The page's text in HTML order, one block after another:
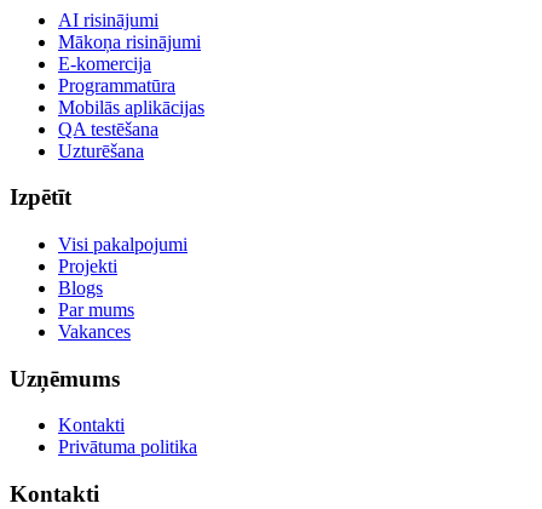
AI risinājumi
Mākoņa risinājumi
E-komercija
Programmatūra
Mobilās aplikācijas
QA testēšana
Uzturēšana
Izpētīt
Visi pakalpojumi
Projekti
Blogs
Par mums
Vakances
Uzņēmums
Kontakti
Privātuma politika
Kontakti